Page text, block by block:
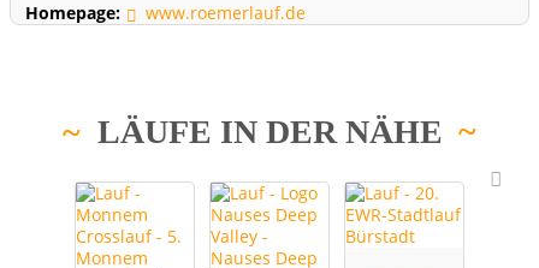
Homepage:
www.roemerlauf.de
LÄUFE IN DER NÄHE